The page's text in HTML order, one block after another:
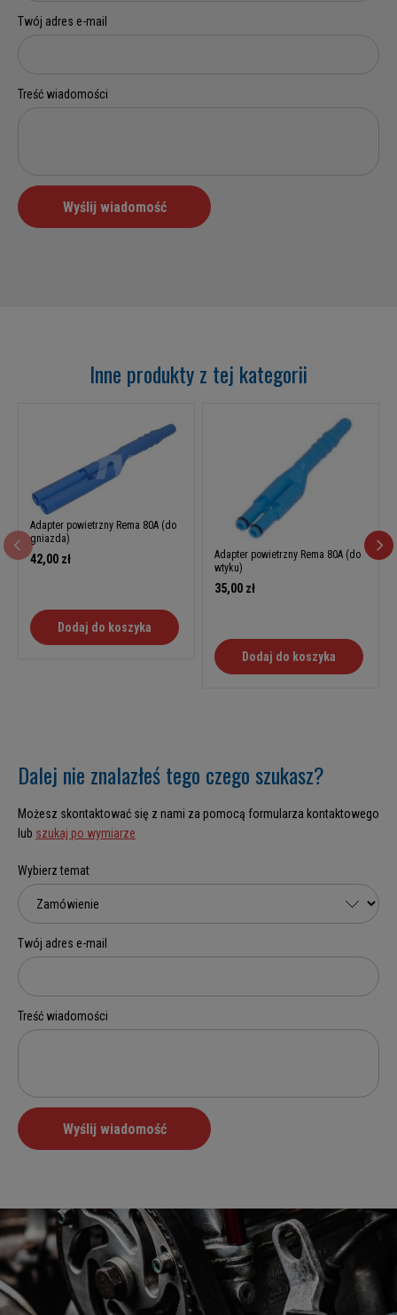
Inne produkty z tej kategorii
Adapter powietrzny Rema 80A (do
gniazda)
42,00 zł
Dodaj do koszyka
Adapter powietrzny Rema 80A (do
wtyku)
35,00 zł
Dodaj do koszyka
Dalej nie znalazłeś tego czego szukasz?
Możesz skontaktować się z nami za pomocą formularza kontaktowego
lub szukaj po wymiarze